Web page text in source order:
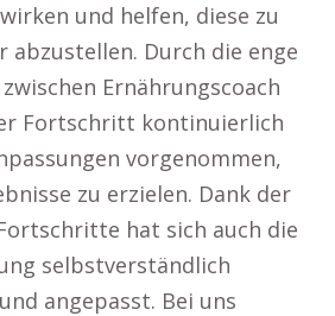
und helfen, diese zu
Durch die enge
Ernährungscoach
Fortschritt kontinuierlich
vorgenommen,
zu erzielen. Dank der
hat sich auch die
selbstverständlich
angepasst. Bei uns